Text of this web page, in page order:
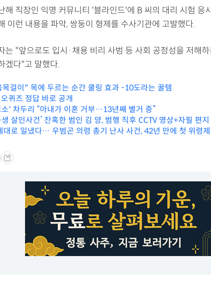
해 직장인 익명 커뮤니티 '블라인드'에 B 씨의 대리 시험 응
이런 내용을 파악, 쌍둥이 형제를 수사기관에 고발했다.
는 "앞으로도 입시·채용 비리 사범 등 사회 공정성을 저해
겠다"고 말했다.
목걸이" 목에 두르는 순간 쿨링 효과 -10도라는 꿀템
퀴즈 정답 바로 공개
' 차두리 “아내가 이혼 거부…13년째 별거 중”
생 살인사건’ 잔혹한 범인 김 양, 범행 직후 CCTV 영상+자필 편
대로 일냈다… 우범곤 의령 총기 난사 사건, 42년 만에 첫 위령제